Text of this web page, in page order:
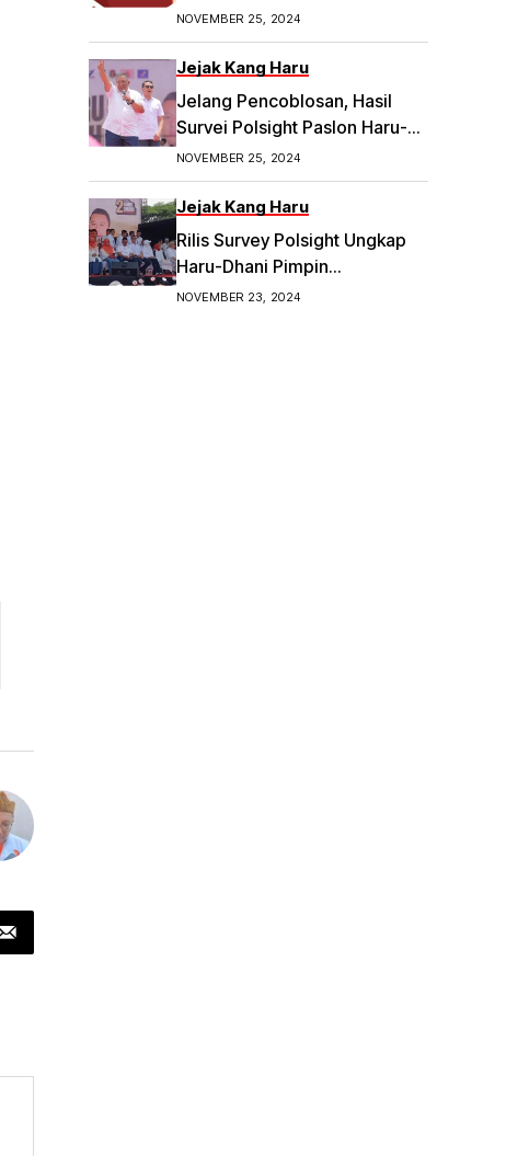
NOVEMBER 25, 2024
Jejak Kang Haru
Jelang Pencoblosan, Hasil
Survei Polsight Paslon Haru-
Dhani Meroket di Pilwakot
Bandung
NOVEMBER 25, 2024
Jejak Kang Haru
Rilis Survey Polsight Ungkap
Haru-Dhani Pimpin
Elektabilitas Tertinggi di
NOVEMBER 23, 2024